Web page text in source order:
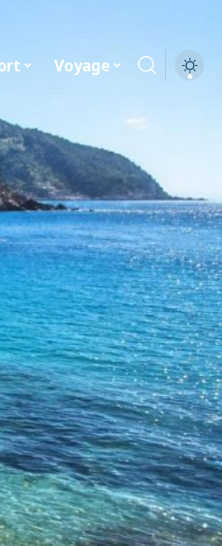
Voyage